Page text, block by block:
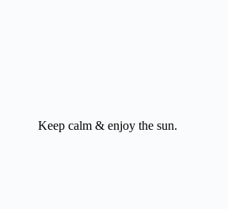
Keep calm & enjoy the sun.